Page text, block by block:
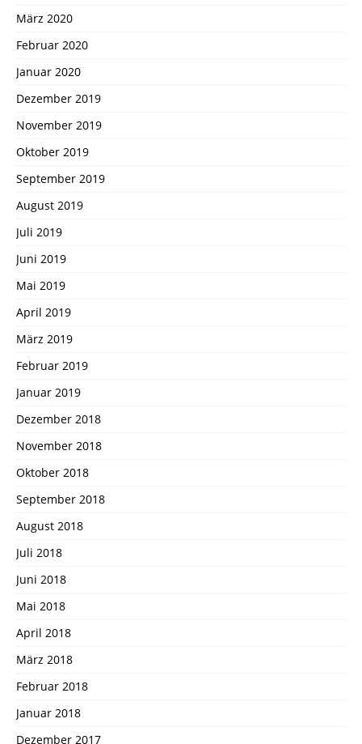
März 2020
Februar 2020
Januar 2020
Dezember 2019
November 2019
Oktober 2019
September 2019
August 2019
Juli 2019
Juni 2019
Mai 2019
April 2019
März 2019
Februar 2019
Januar 2019
Dezember 2018
November 2018
Oktober 2018
September 2018
August 2018
Juli 2018
Juni 2018
Mai 2018
April 2018
März 2018
Februar 2018
Januar 2018
Dezember 2017